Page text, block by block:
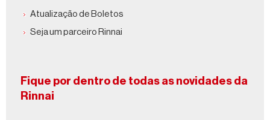
Atualização de Boletos
Seja um parceiro Rinnai
Fique por dentro de todas as novidades da
Rinnai